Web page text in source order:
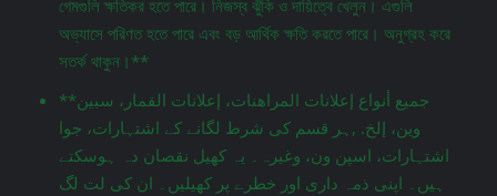
গেমগুলি ক্ষতিকর হতে পারে। নিজস্ব ঝুঁকি ও দায়িত্বে খেলুন। এগুলি
অভ্যাসে পরিণত হতে পারে এবং বড় আর্থিক ক্ষতি করতে পারে। অনুগ্রহ করে
সতর্ক থাকুন।**
**جميع أنواع إعلانات المراهنات، إعلانات القمار، سبين
وين، إلخ. ,ہر قسم کی شرط لگانے کے اشتہارات، جوا
اشتہارات، اسپن ون، وغیرہ۔ یہ کھیل نقصان دہ ہوسکتے
ہیں۔ اپنی ذمہ داری اور خطرے پر کھیلیں۔ ان کی لت لگ